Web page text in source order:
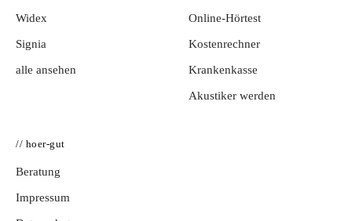
Widex
Signia
alle ansehen
Online-Hörtest
Kostenrechner
Krankenkasse
Akustiker werden
// hoer-gut
Beratung
Impressum